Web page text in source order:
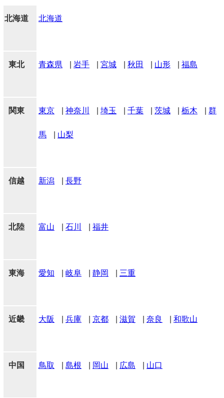
北海道 北海道
東北 青森県 岩手 宮城 秋田 山形 福島
関東 東京 神奈川 埼玉 千葉 茨城 栃木 群
馬 山梨
信越 新潟 長野
北陸 富山 石川 福井
東海 愛知 岐阜 静岡 三重
近畿 大阪 兵庫 京都 滋賀 奈良 和歌山
中国 鳥取 島根 岡山 広島 山口